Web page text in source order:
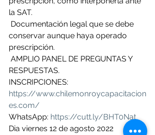
la SAT.
conservar aunque haya operado
prescripción.
RESPUESTAS.
INSCRIPCIONES:
https://www.chilemonroycapacitacion
es.com/
WhatsApp: https://cutt.ly/BHT0Nat
Dia viernes 12 de agosto 2022